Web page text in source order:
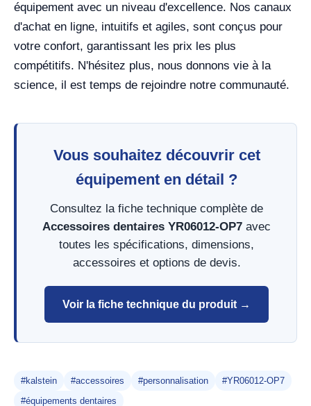
équipement avec un niveau d'excellence. Nos canaux
d'achat en ligne, intuitifs et agiles, sont conçus pour
votre confort, garantissant les prix les plus
compétitifs. N'hésitez plus, nous donnons vie à la
science, il est temps de rejoindre notre communauté.
Vous souhaitez découvrir cet
équipement en détail ?
Consultez la fiche technique complète de
Accessoires dentaires YR06012-OP7 avec
toutes les spécifications, dimensions,
accessoires et options de devis.
Voir la fiche technique du produit →
#kalstein #accessoires #personnalisation
#YR06012-OP7
#équipements dentaires